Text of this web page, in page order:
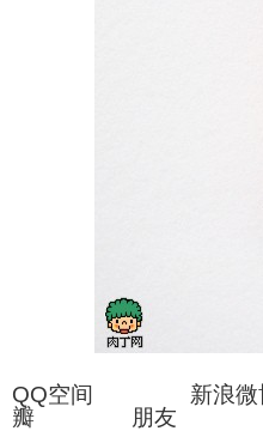
QQ空间 新
瓣 朋友 开